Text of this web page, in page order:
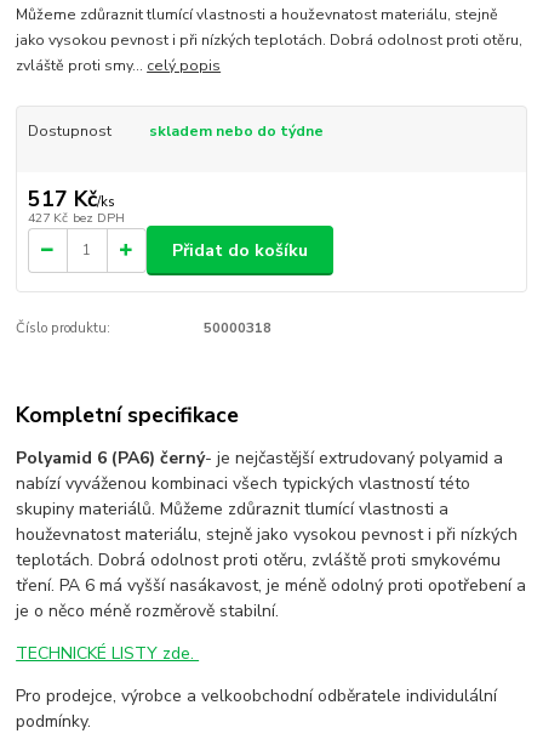
Můžeme zdůraznit tlumící vlastnosti a houževnatost materiálu, stejně
jako vysokou pevnost i při nízkých teplotách. Dobrá odolnost proti otěru,
zvláště proti smy... celý popis
Dostupnost skladem nebo do týdne
517 Kč/ks
427 Kč bez DPH
Přidat do košíku
Číslo produktu: 50000318
Kompletní specifikace
Polyamid 6 (PA6) černý- je nejčastější extrudovaný polyamid a
nabízí vyváženou kombinaci všech typických vlastností této
skupiny materiálů. Můžeme zdůraznit tlumící vlastnosti a
houževnatost materiálu, stejně jako vysokou pevnost i při nízkých
teplotách. Dobrá odolnost proti otěru, zvláště proti smykovému
tření. PA 6 má vyšší nasákavost, je méně odolný proti opotřebení a
je o něco méně rozměrově stabilní.
TECHNICKÉ LISTY zde.
Pro prodejce, výrobce a velkoobchodní odběratele individulální
podmínky.